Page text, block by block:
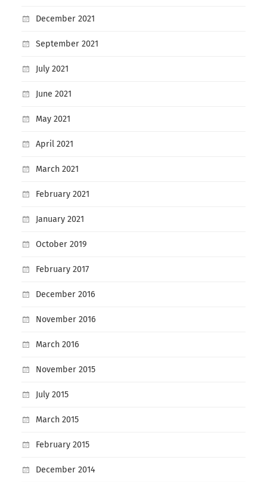
December 2021
September 2021
July 2021
June 2021
May 2021
April 2021
March 2021
February 2021
January 2021
October 2019
February 2017
December 2016
November 2016
March 2016
November 2015
July 2015
March 2015
February 2015
December 2014